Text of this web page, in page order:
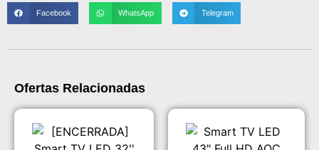
Facebook WhatsApp Telegram
Ofertas Relacionadas